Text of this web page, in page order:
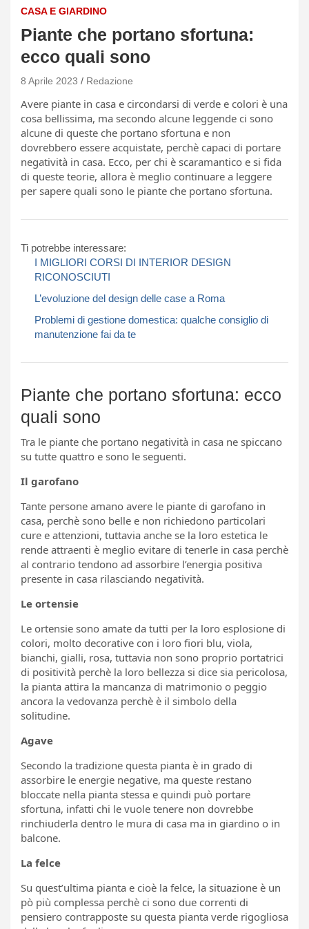
CASA E GIARDINO
Piante che portano sfortuna:
ecco quali sono
8 Aprile 2023 Redazione
Avere piante in casa e circondarsi di verde e colori è una
cosa bellissima, ma secondo alcune leggende ci sono
alcune di queste che portano sfortuna e non
dovrebbero essere acquistate, perchè capaci di portare
negatività in casa. Ecco, per chi è scaramantico e si fida
di queste teorie, allora è meglio continuare a leggere
per sapere quali sono le piante che portano sfortuna.
Ti potrebbe interessare:
I MIGLIORI CORSI DI INTERIOR DESIGN
RICONOSCIUTI
L’evoluzione del design delle case a Roma
Problemi di gestione domestica: qualche consiglio di
manutenzione fai da te
Piante che portano sfortuna: ecco
quali sono
Tra le piante che portano negatività in casa ne spiccano
su tutte quattro e sono le seguenti.
Il garofano
Tante persone amano avere le piante di garofano in
casa, perchè sono belle e non richiedono particolari
cure e attenzioni, tuttavia anche se la loro estetica le
rende attraenti è meglio evitare di tenerle in casa perchè
al contrario tendono ad assorbire l’energia positiva
presente in casa rilasciando negatività.
Le ortensie
Le ortensie sono amate da tutti per la loro esplosione di
colori, molto decorative con i loro fiori blu, viola,
bianchi, gialli, rosa, tuttavia non sono proprio portatrici
di positività perchè la loro bellezza si dice sia pericolosa,
la pianta attira la mancanza di matrimonio o peggio
ancora la vedovanza perchè è il simbolo della
solitudine.
Agave
Secondo la tradizione questa pianta è in grado di
assorbire le energie negative, ma queste restano
bloccate nella pianta stessa e quindi può portare
sfortuna, infatti chi le vuole tenere non dovrebbe
rinchiuderla dentro le mura di casa ma in giardino o in
balcone.
La felce
Su quest’ultima pianta e cioè la felce, la situazione è un
pò più complessa perchè ci sono due correnti di
pensiero contrapposte su questa pianta verde rigogliosa